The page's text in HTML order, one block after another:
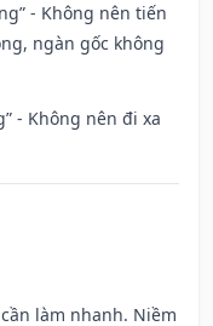
- Không nên tiến
ngàn gốc không
- Không nên đi xa
làm nhanh. Niềm